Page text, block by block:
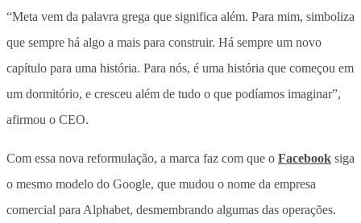
“Meta vem da palavra grega que significa além. Para mim, simboliza
que sempre há algo a mais para construir. Há sempre um novo
capítulo para uma história. Para nós, é uma história que começou em
um dormitório, e cresceu além de tudo o que podíamos imaginar”,
afirmou o CEO.
Com essa nova reformulação, a marca faz com que o Facebook siga
o mesmo modelo do Google, que mudou o nome da empresa
comercial para Alphabet, desmembrando algumas das operações.